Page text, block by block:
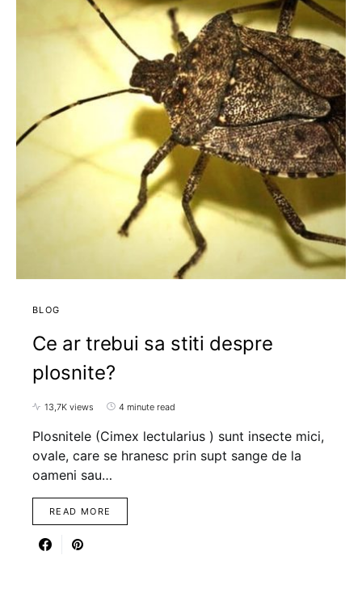
BLOG
Ce ar trebui sa stiti despre
plosnite?
13,7K views 4 minute read
Plosnitele (Cimex lectularius ) sunt insecte mici,
ovale, care se hranesc prin supt sange de la
oameni sau…
READ MORE